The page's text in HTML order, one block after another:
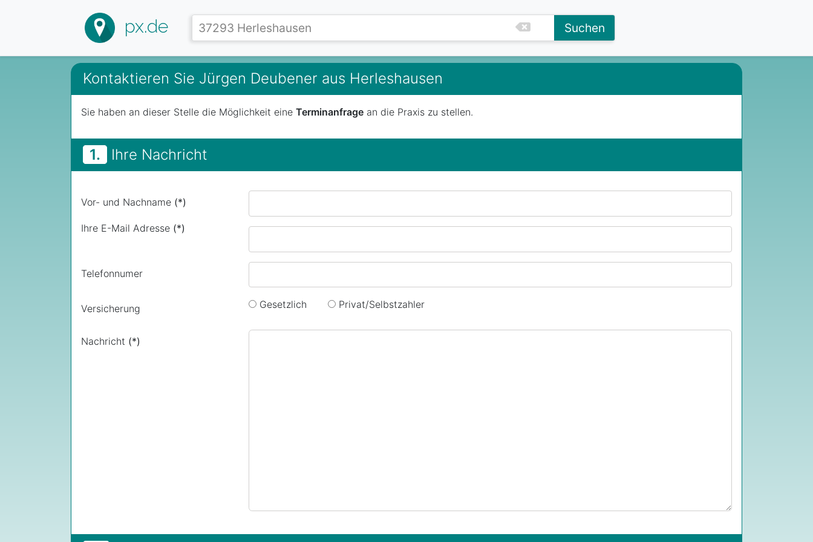
px.de Suchen
Kontaktieren Sie Jürgen Deubener aus Herleshausen
Sie haben an dieser Stelle die Möglichkeit eine Terminanfrage an die Praxis zu stellen.
1. Ihre Nachricht
Vor- und Nachname (*)
Ihre E-Mail Adresse (*)
Telefonnumer
Versicherung Gesetzlich Privat/Selbstzahler
Nachricht (*)